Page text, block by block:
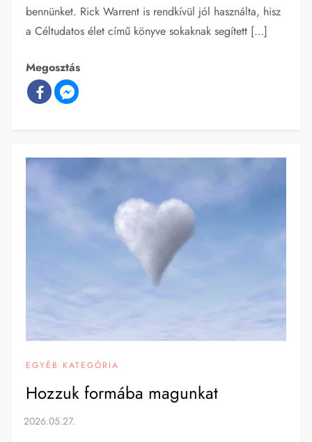
bennünket. Rick Warrent is rendkívül jól használta, hisz
a Céltudatos élet című könyve sokaknak segített […]
Megosztás
EGYÉB KATEGÓRIA
Hozzuk formába magunkat